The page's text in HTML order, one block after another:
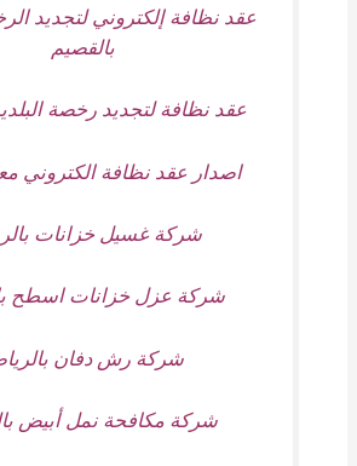
عقد نظافة إلكتروني لتجديد
بالقصيم
عقد نظافة لتجديد رخصة
اصدار عقد نظافة الكتروني
شركة غسيل خزانات
شركة عزل خزانات اسطح
شركة رش دفان
شركة مكافحة نمل أبيض